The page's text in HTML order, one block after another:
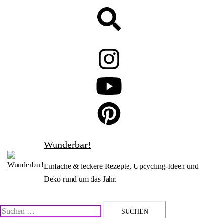
Wunderbar!
Einfache & leckere Rezepte, Upcycling-Ideen und
Deko rund um das Jahr.
Suchen